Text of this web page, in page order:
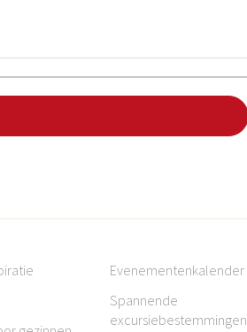
Evenementenkalender
Spannende
excursiebestemmingen